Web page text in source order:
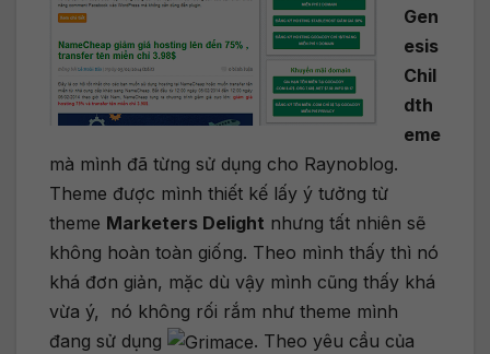
Gen
esis
Chil
dth
eme
mà mình đã từng sử dụng cho Raynoblog.
Theme được mình thiết kế lấy ý tưởng từ
theme Marketers Delight nhưng tất nhiên sẽ
không hoàn toàn giống. Theo mình thấy thì nó
khá đơn giản, mặc dù vậy mình cũng thấy khá
vừa ý, nó không rối rắm như theme mình
đang sử dụng
. Theo yêu cầu của